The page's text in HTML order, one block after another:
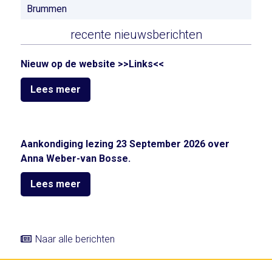
Brummen
recente nieuwsberichten
Nieuw op de website >>Links<<
Lees meer
Aankondiging lezing 23 September 2026 over
Anna Weber-van Bosse.
Lees meer
Naar alle berichten